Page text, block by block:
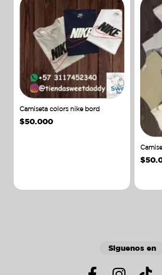
Camiseta colors nike bord
$50.000
$
Siguenos en